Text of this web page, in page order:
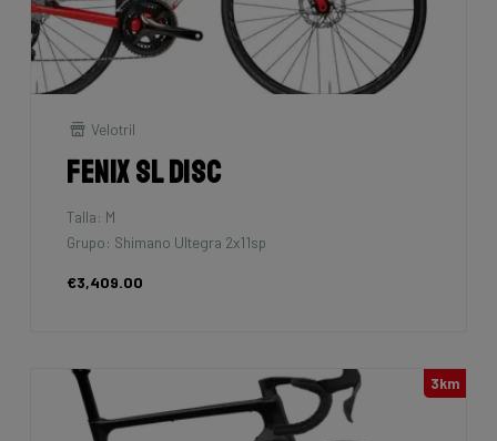
Velotril
Fenix SL Disc
Talla: M
Grupo: Shimano Ultegra 2x11sp
€3,409.00
3km